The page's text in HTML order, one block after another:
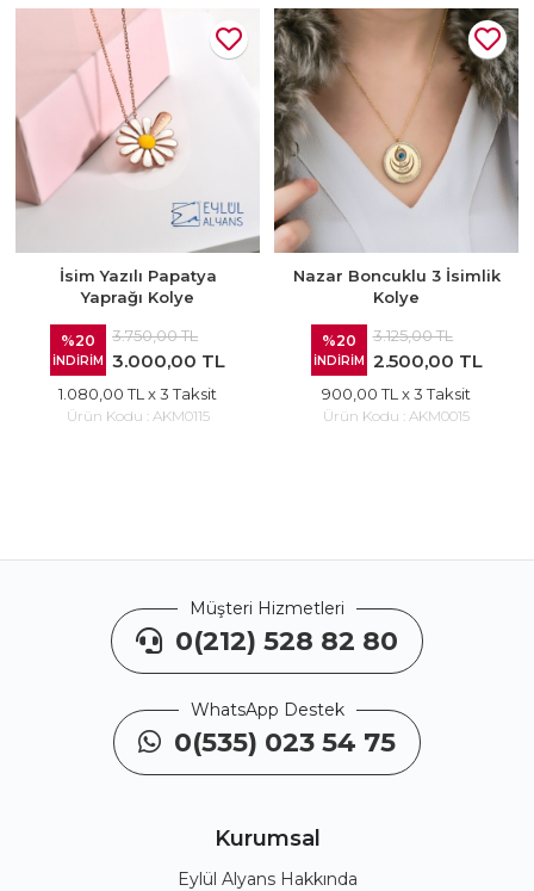
İsim Yazılı Papatya
Yaprağı Kolye
%20
İNDİRİM
3.750,00 TL
3.000,00 TL
1.080,00 TL x 3 Taksit
Ürün Kodu : AKM0115
Nazar Boncuklu 3 İsimlik
Kolye
%20
İNDİRİM
3.125,00 TL
2.500,00 TL
900,00 TL x 3 Taksit
Ürün Kodu : AKM0015
Müşteri Hizmetleri
0(212) 528 82 80
WhatsApp Destek
0(535) 023 54 75
Kurumsal
Eylül Alyans Hakkında